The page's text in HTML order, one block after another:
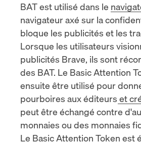
BAT est utilisé dans le
navigateur axé sur la
bloque les publicités et les
Lorsque les utilisateurs
publicités Brave, ils sont
des BAT. Le Basic Attention
ensuite être utilisé pour
pourboires aux éditeurs et
peut être échangé contre
monnaies ou des monnaies
Le Basic Attention Token est